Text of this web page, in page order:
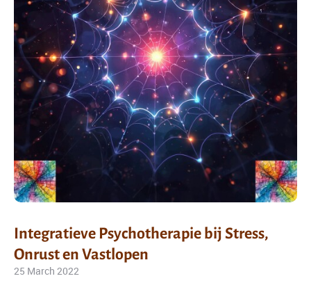
Integratieve Psychotherapie bij Stress,
Onrust en Vastlopen
25 March 2022